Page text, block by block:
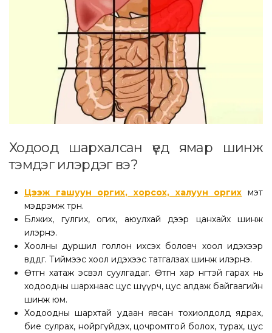
Ходоод шархалсан үед ямар шинж
тэмдэг илэрдэг вэ?
Цээж гашуун оргих, хорсох, халуун оргих мэт
мэдрэмж төрнө.
Бөөлжих, гулгих, огих, аюулхай дээр цанхайх шинж
илэрнэ.
Хоолны дуршил голлон ихсэх боловч хоол идэхээр
өвддөг. Тиймээс хоол идэхээс татгалзах шинж илэрнэ.
Өтгөн хатаж эсвэл суулгадаг. Өтгөн хар өнгөтэй гарах нь
ходоодны шархнаас цус шүүрч, цус алдаж байгаагийн
шинж юм.
Ходоодны шархтай удаан явсан тохиолдолд ядрах,
бие сулрах, нойргүйдэх, цочромтгой болох, турах, цус